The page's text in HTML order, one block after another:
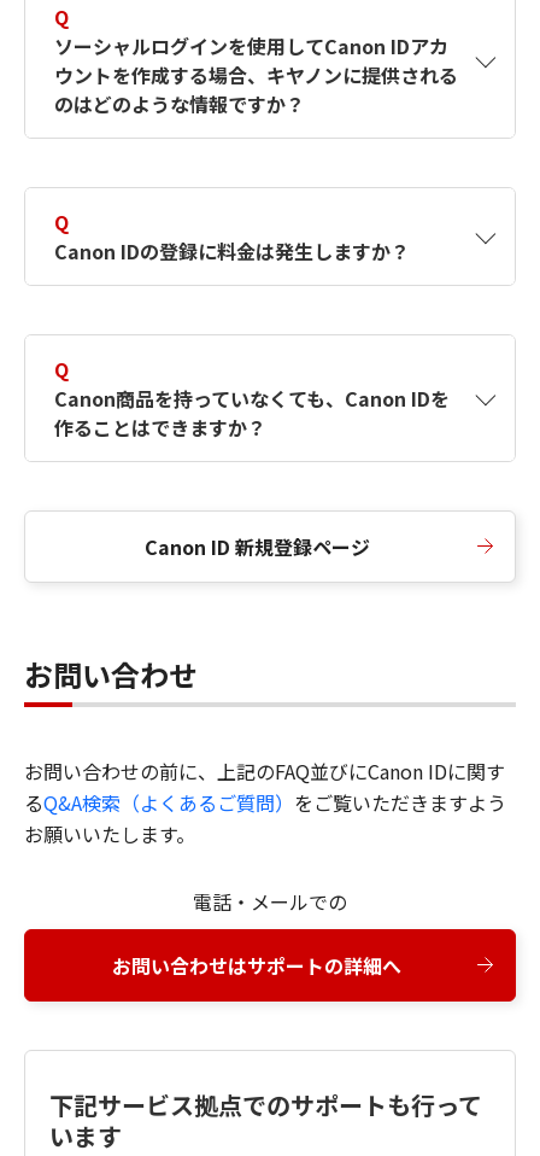
す。詳しい作成方法は【カメラ】Canon IDとは
何ですか？Canon IDの作成方法は？をご確認く
ださい。
Q
ソーシャルログインを使用してCanon IDアカ
ウントを作成する場合、キヤノンに提供される
のはどのような情報ですか？
択したサービスから取得します。アカウントを
簡単に作成できるように、この情報を使用して
Canon IDの登録フォームを入力します。
Q
Canon IDの登録に料金は発生しますか？
Q
Canon商品を持っていなくても、Canon IDを
作ることはできますか？
Canon ID 新規登録ページ
お問い合わせ
お問い合わせの前に、上記のFAQ並びにCanon IDに関す
るQ&A検索（よくあるご質問） をご覧いただきますよう
お願いいたします。
電話・メールでの
お問い合わせはサポートの詳細へ
下記サービス拠点でのサポートも行って
います